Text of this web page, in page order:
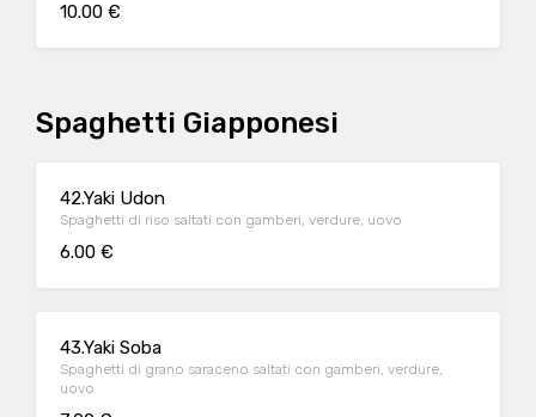
10.00 €
Spaghetti Giapponesi
42.Yaki Udon
Spaghetti di riso saltati con gamberi, verdure, uovo
6.00 €
43.Yaki Soba
Spaghetti di grano saraceno saltati con gamberi, verdure,
uovo